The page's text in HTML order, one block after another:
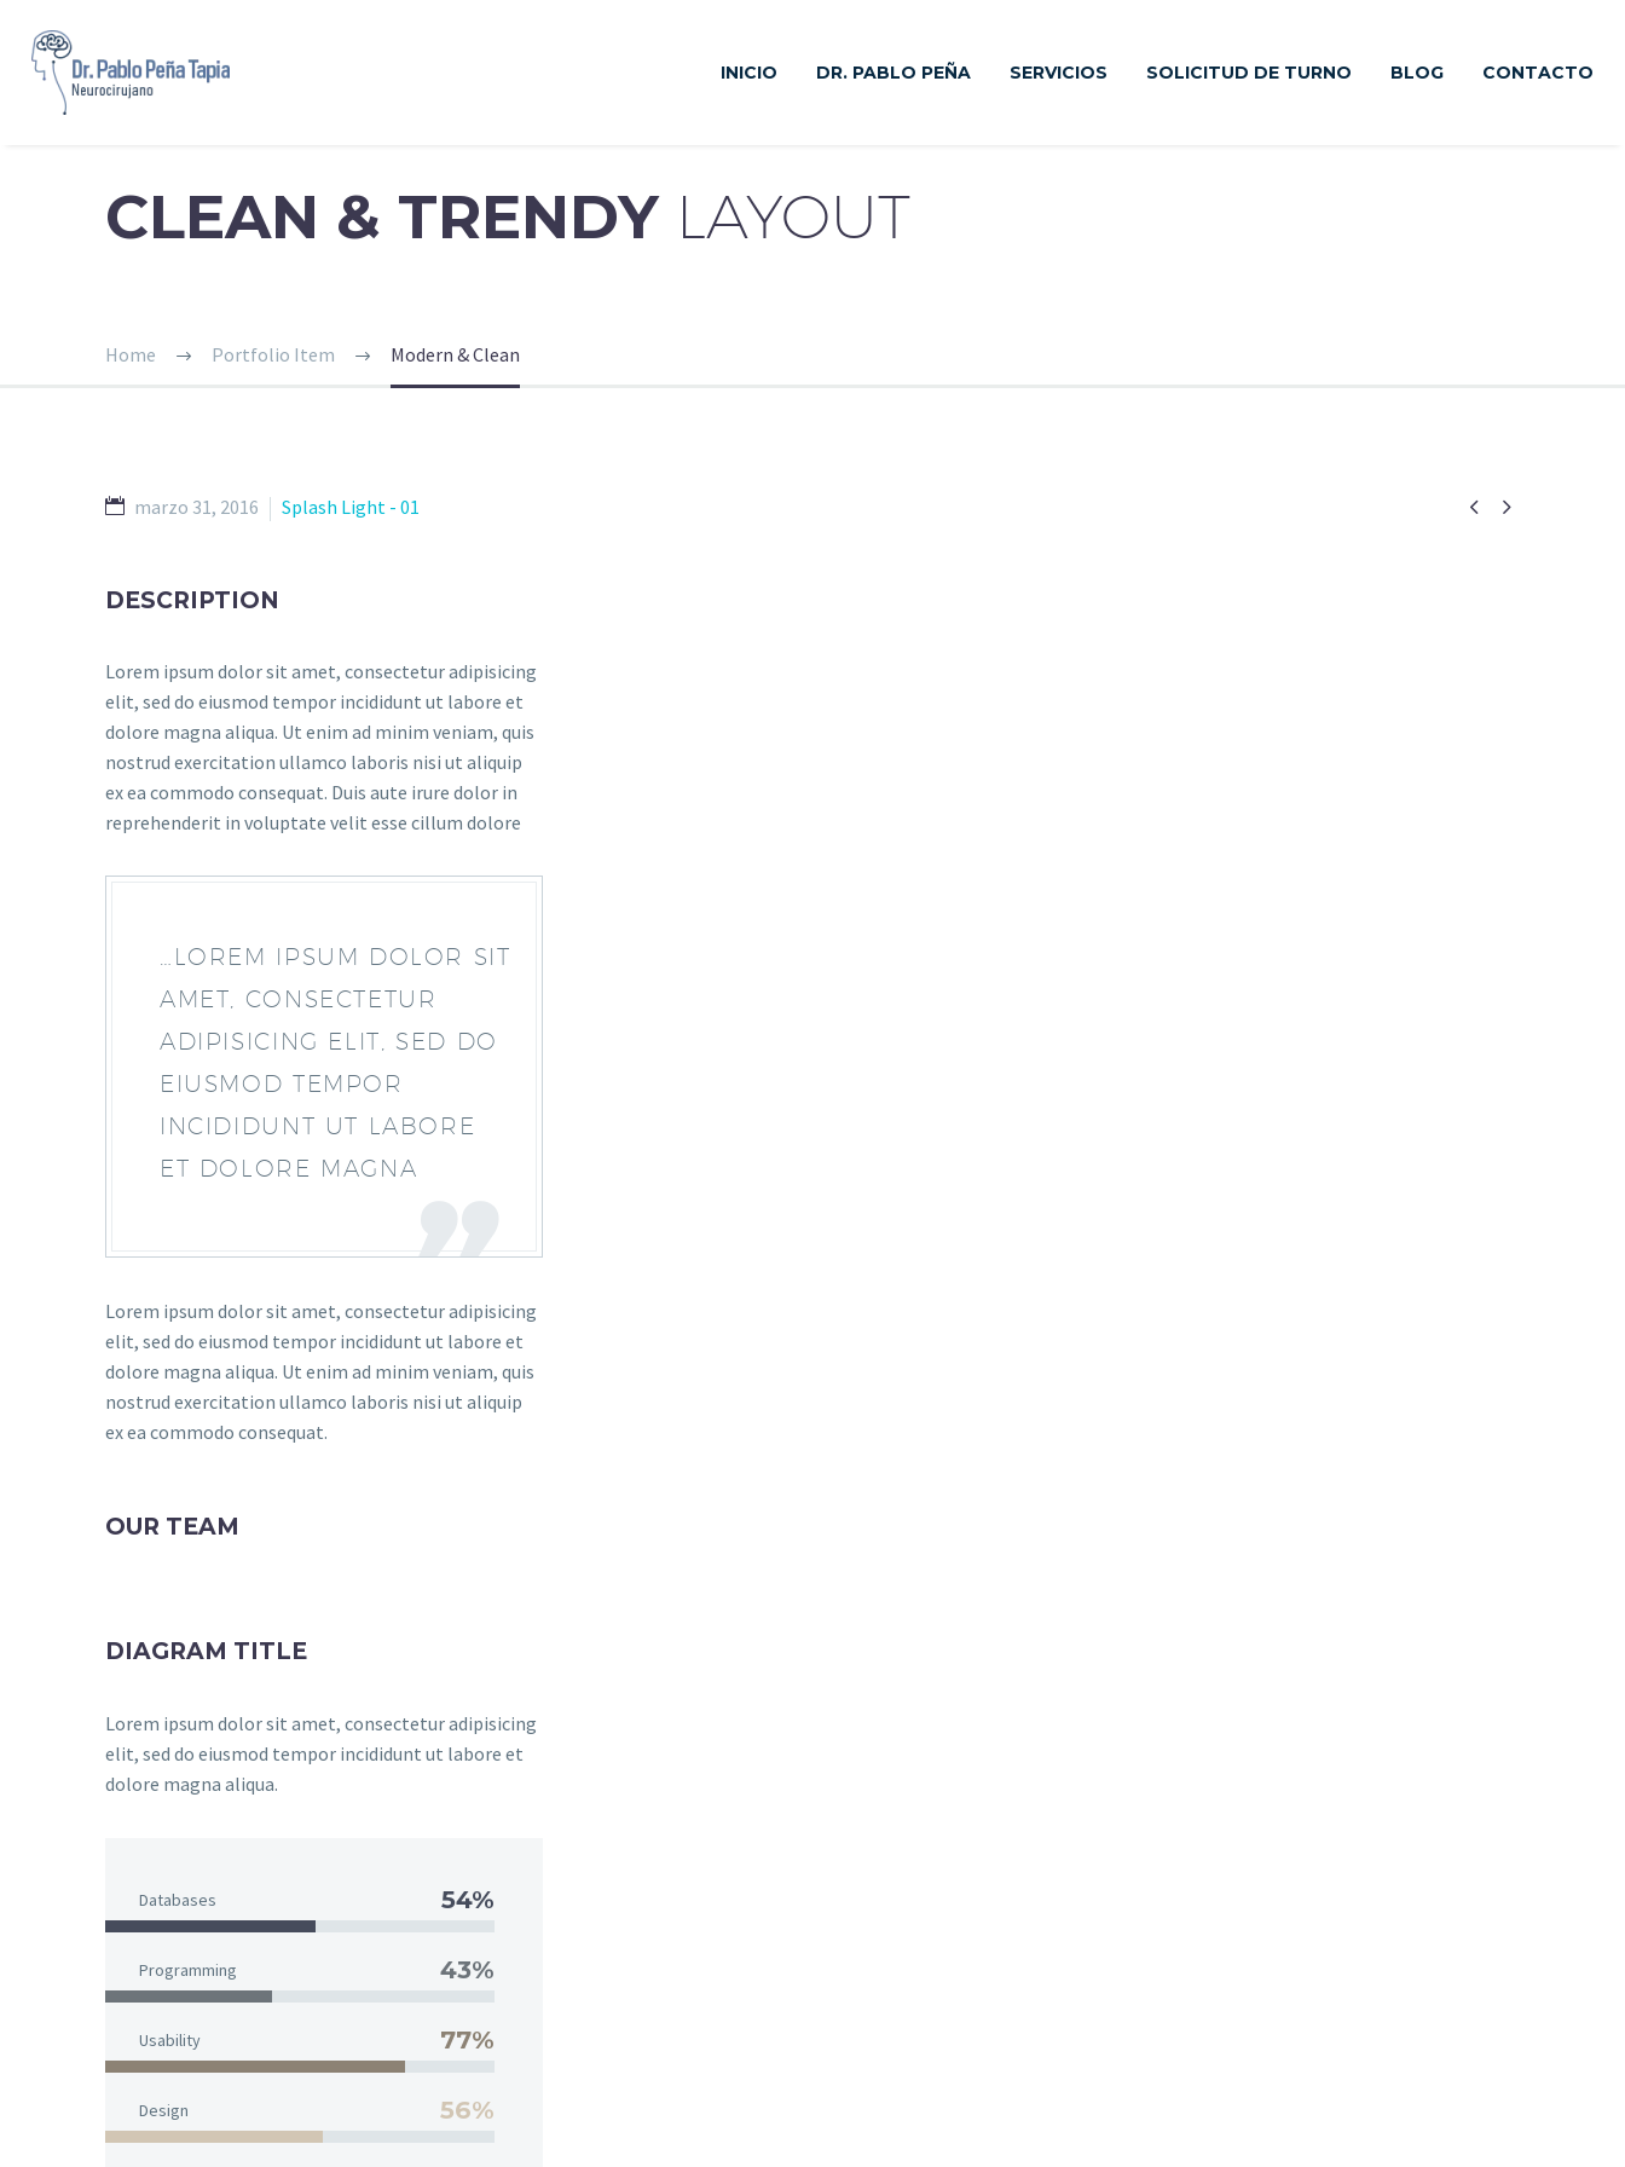
INICIO DR. PABLO PEÑA SERVICIOS SOLICITUD DE TURNO BLOG CONTACTO
CLEAN & TRENDY LAYOUT
Home Portfolio Item Modern & Clean
 
marzo 31, 2016 Splash Light - 01
DESCRIPTION
Lorem ipsum dolor sit amet, consectetur adipisicing
elit, sed do eiusmod tempor incididunt ut labore et
dolore magna aliqua. Ut enim ad minim veniam, quis
nostrud exercitation ullamco laboris nisi ut aliquip
ex ea commodo consequat. Duis aute irure dolor in
reprehenderit in voluptate velit esse cillum dolore
…LOREM IPSUM DOLOR SIT
AMET, CONSECTETUR
ADIPISICING ELIT, SED DO
EIUSMOD TEMPOR
INCIDIDUNT UT LABORE
ET DOLORE MAGNA
Lorem ipsum dolor sit amet, consectetur adipisicing
elit, sed do eiusmod tempor incididunt ut labore et
dolore magna aliqua. Ut enim ad minim veniam, quis
nostrud exercitation ullamco laboris nisi ut aliquip
ex ea commodo consequat.
OUR TEAM
DIAGRAM TITLE
Lorem ipsum dolor sit amet, consectetur adipisicing
elit, sed do eiusmod tempor incididunt ut labore et
dolore magna aliqua.
Databases 54%
Programming 43%
Usability 77%
Design 56%